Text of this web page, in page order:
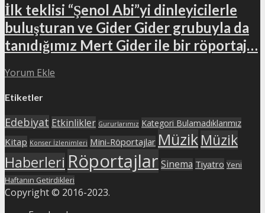
İlk teklisi “Şenol Abi”yi dinleyicilerle
buluşturan ve Gider Gider grubuyla da
tanıdığımız Mert Gider ile bir röportaj…
Yorum Ekle
Etiketler
Edebiyat Etkinlikler Gururlarımız Kategori Bulamadıklarımız
Kitap Konser İzlenimleri Mini-Röportajlar MüzikMüzik
Haberleri Röportajlar Sinema Tiyatro Yeni
Haftanın Getirdikleri
Copyright © 2016-2023.